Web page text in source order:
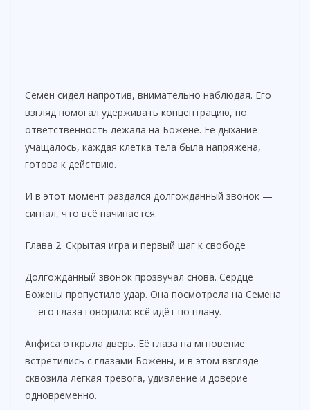
Семен сидел напротив, внимательно наблюдая. Его
взгляд помогал удерживать концентрацию, но
ответственность лежала на Божене. Её дыхание
учащалось, каждая клетка тела была напряжена,
готова к действию.
И в этот момент раздался долгожданный звонок —
сигнал, что всё начинается.
Глава 2. Скрытая игра и первый шаг к свободе
Долгожданный звонок прозвучал снова. Сердце
Божены пропустило удар. Она посмотрела на Семена
— его глаза говорили: всё идёт по плану.
Анфиса открыла дверь. Её глаза на мгновение
встретились с глазами Божены, и в этом взгляде
сквозила лёгкая тревога, удивление и доверие
одновременно.